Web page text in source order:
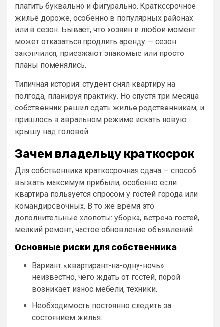
платить буквально и фигурально. Краткосрочное
жильё дороже, особенно в популярных районах
или в сезон. Бывает, что хозяин в любой момент
может отказаться продлить аренду — сезон
закончился, приезжают знакомые или просто
планы поменялись.
Типичная история: студент снял квартиру на
полгода, планируя практику. Но спустя три месяца
собственник решил сдать жильё родственникам, и
пришлось в авральном режиме искать новую
крышу над головой.
Зачем владельцу краткосрок
Для собственника краткосрочная сдача — способ
выжать максимум прибыли, особенно если
квартира пользуется спросом у гостей города или
командировочных. В то же время это
дополнительные хлопоты: уборка, встреча гостей,
мелкий ремонт, частое обновление объявлений.
Основные риски для собственника
Вариант «квартирант-на-одну-ночь»:
неизвестно, чего ждать от гостей, порой
возникает износ мебели, техники.
Необходимость постоянно следить за
состоянием жилья.